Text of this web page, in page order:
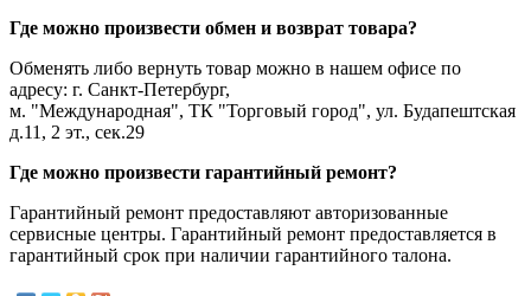
Где можно произвести обмен и возврат товара?
Обменять либо вернуть товар можно в нашем офисе по
адресу: г. Санкт-Петербург,
м. "Международная", ТК "Торговый город", ул. Будапештская
д.11, 2 эт., сек.29
Где можно произвести гарантийный ремонт?
Гарантийный ремонт предоставляют авторизованные
сервисные центры. Гарантийный ремонт предоставляется в
гарантийный срок при наличии гарантийного талона.